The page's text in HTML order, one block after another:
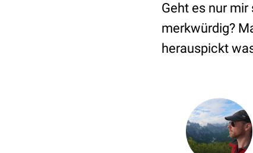
Geht es nur
merkwürdig?
herauspickt